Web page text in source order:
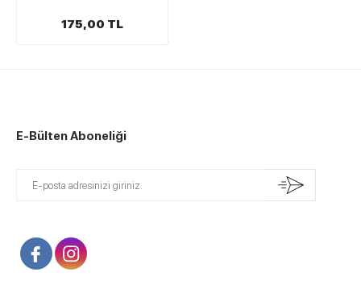
175,00 TL
E-Bülten Aboneliği